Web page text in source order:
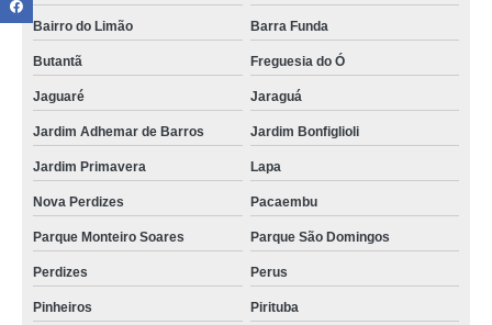
Bairro do Limão Barra Funda
Butantã Freguesia do Ó
Jaguaré Jaraguá
Jardim Adhemar de Barros Jardim Bonfiglioli
Jardim Primavera Lapa
Nova Perdizes Pacaembu
Parque Monteiro Soares Parque São Domingos
Perdizes Perus
Pinheiros Pirituba